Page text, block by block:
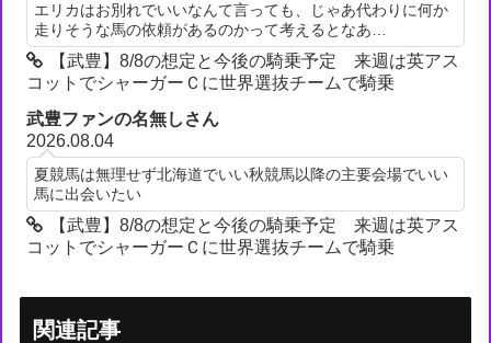
エリカはお別れでいいなんて言っても、じゃあ代わりに何か
走りそうな馬の依頼があるのかって考えるとなあ…
【武豊】8/8の想定と今後の騎乗予定 来週は英アス
コットでシャーガーＣに世界選抜チームで騎乗
武豊ファンの名無しさん
2026.08.04
夏競馬は無理せず北海道でいい秋競馬以降の主要会場でいい
馬に出会いたい
【武豊】8/8の想定と今後の騎乗予定 来週は英アス
コットでシャーガーＣに世界選抜チームで騎乗
関連記事